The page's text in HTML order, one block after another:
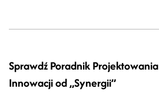
Sprawdź Poradnik Projektowania
Innowacji od „Synergii”